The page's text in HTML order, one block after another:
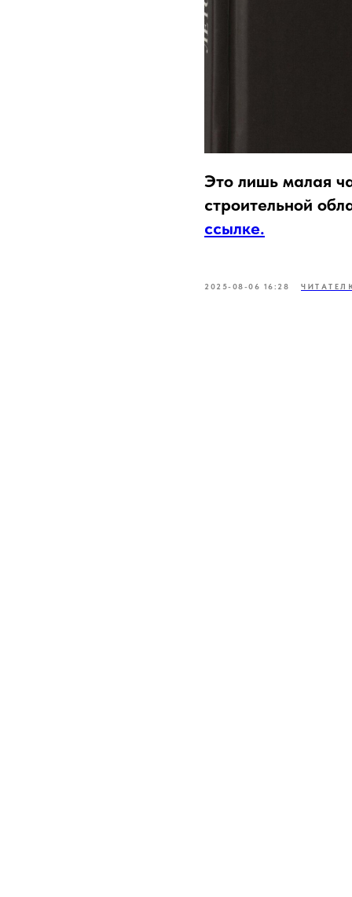
Это лишь малая
строительной
ссылке.
2025-08-06 16:28